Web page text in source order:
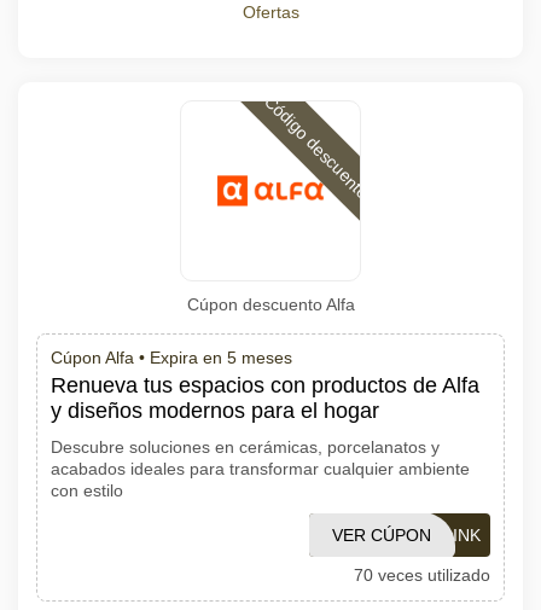
Ofertas
Código descuento
Cúpon descuento Alfa
Cúpon Alfa • Expira en 5 meses
Renueva tus espacios con productos de Alfa
y diseños modernos para el hogar
Descubre soluciones en cerámicas, porcelanatos y
acabados ideales para transformar cualquier ambiente
con estilo
LINK
VER CÚPON
70 veces utilizado